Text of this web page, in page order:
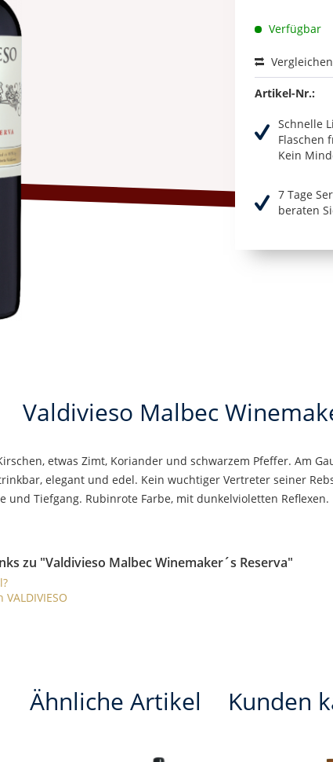
Verfügbar
Vergleichen
Artikel-Nr.:
Schnelle
Flaschen
Kein
7 Tage
beraten
Valdivieso Malbec
etwas Zimt, Koriander und schwarzem Pfeffer. Am
elegant und edel. Kein wuchtiger Vertreter seiner
und Tiefgang. Rubinrote Farbe, mit dunkelvioletten Reflexen.
zu "Valdivieso Malbec Winemaker´s Reserva"
Ähnliche Artikel Kunden